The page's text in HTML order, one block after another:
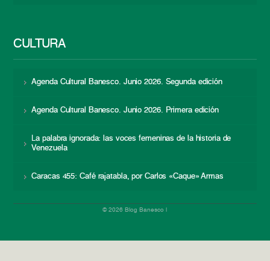
CULTURA
Agenda Cultural Banesco. Junio 2026. Segunda edición
Agenda Cultural Banesco. Junio 2026. Primera edición
La palabra ignorada: las voces femeninas de la historia de
Venezuela
Caracas 455: Café rajatabla, por Carlos «Caque» Armas
© 2026 Blog Banesco |